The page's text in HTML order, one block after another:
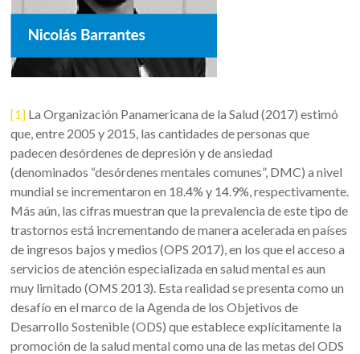
[1] La Organización Panamericana de la Salud (2017) estimó
que, entre 2005 y 2015, las cantidades de personas que
padecen desórdenes de depresión y de ansiedad
(denominados “desórdenes mentales comunes”, DMC) a nivel
mundial se incrementaron en 18.4% y 14.9%, respectivamente.
Más aún, las cifras muestran que la prevalencia de este tipo de
trastornos está incrementando de manera acelerada en países
de ingresos bajos y medios (OPS 2017), en los que el acceso a
servicios de atención especializada en salud mental es aun
muy limitado (OMS 2013). Esta realidad se presenta como un
desafío en el marco de la Agenda de los Objetivos de
Desarrollo Sostenible (ODS) que establece explícitamente la
promoción de la salud mental como una de las metas del ODS